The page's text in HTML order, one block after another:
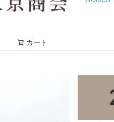
カート